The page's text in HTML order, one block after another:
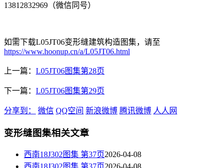
13812832969（微信同号）
如需下载L05JT06变形缝建筑构造图集，请至
https://www.hoonup.cn/a/L05JT06.html
上一篇： L05JT06图集第28页
下一篇： L05JT06图集第29页
分享到： 微信 QQ空间 新浪微博 腾讯微博 人人网
变形缝图集相关文章
西南18J302图集 第37页2026-04-08